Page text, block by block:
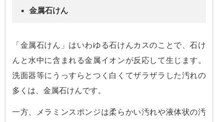
金属石けん
「金属石けん」はいわゆる石けんカスのことで、石け
んと水中に含まれる金属イオンが反応して生じます。
洗面器等にうっすらとつく白くてザラザラした汚れの
多くは、金属石けんです。
一方、メラミンスポンジは柔らかい汚れや液体状の汚